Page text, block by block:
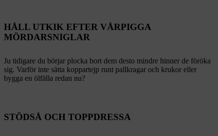
HÅLL UTKIK EFTER VÅRPIGGA
MÖRDARSNIGLAR
Ju tidigare du börjar plocka bort dem desto mindre hinner de föröka
sig. Varför inte sätta koppartejp runt pallkragar och krukor eller
bygga en ölfälla redan nu?
STÖDSÅ OCH TOPPDRESSA